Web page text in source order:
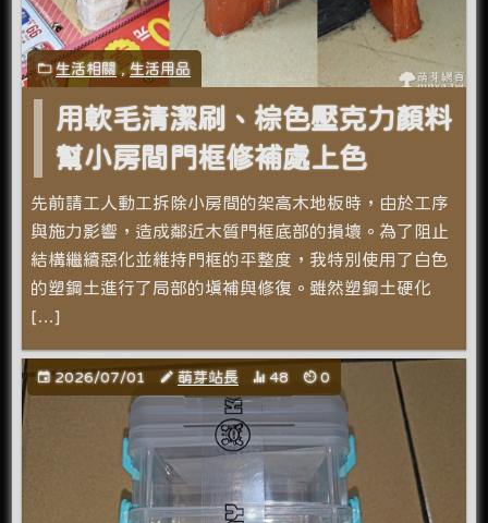
生活相關 ,生活用品
用軟毛清潔刷、棕色壓克力顏料
幫小房間門框修補處上色
先前請工人動工拆除小房間的架高木地板時，由於工序
與施力影響，造成鄰近木質門框底部的損壞。為了阻止
結構繼續惡化並維持門框的平整度，我特別使用了白色
的塑鋼土進行了局部的填補與修復。雖然塑鋼土硬化
[…]
2026/07/01 萌芽站長 48 0